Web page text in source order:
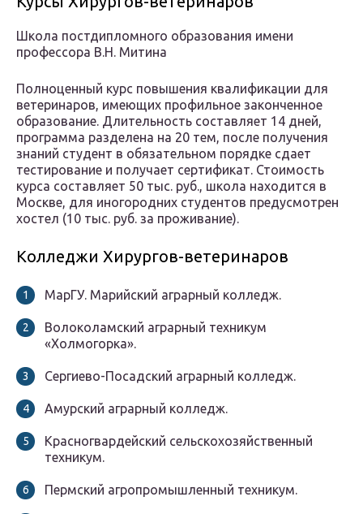
Школа постдипломного образования имени
профессора В.Н. Митина
Полноценный курс повышения квалификации для
ветеринаров, имеющих профильное законченное
образование. Длительность составляет 14 дней,
программа разделена на 20 тем, после получения
знаний студент в обязательном порядке сдает
тестирование и получает сертификат. Стоимость
курса составляет 50 тыс. руб., школа находится в
Москве, для иногородних студентов предусмотрен
хостел (10 тыс. руб. за проживание).
Колледжи Хирургов-ветеринаров
МарГУ. Марийский аграрный колледж.
Волоколамский аграрный техникум
«Холмогорка».
Сергиево-Посадский аграрный колледж.
Амурский аграрный колледж.
Красногвардейский сельскохозяйственный
техникум.
Пермский агропромышленный техникум.